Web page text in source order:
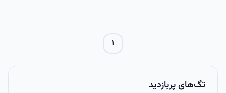
۱
تگ‌های پربازدید